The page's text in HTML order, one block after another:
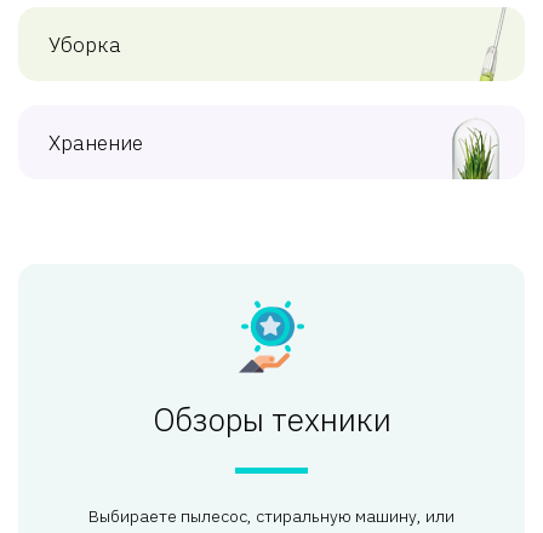
Уборка
Хранение
Обзоры техники
Выбираете пылесос, стиральную машину, или